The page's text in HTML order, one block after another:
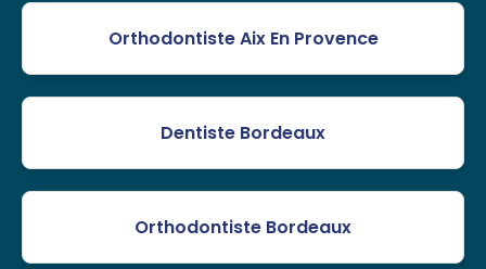
Orthodontiste Aix En Provence
Dentiste Bordeaux
Orthodontiste Bordeaux